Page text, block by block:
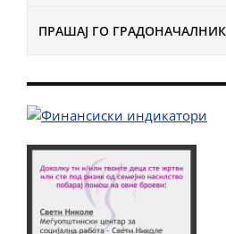
ПРАШАЈ ГО